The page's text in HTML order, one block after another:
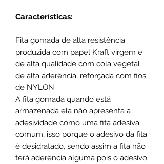
Características:
Fita gomada de alta resistência
produzida com papel Kraft virgem e
de alta qualidade com cola vegetal
de alta aderência, reforçada com fios
de NYLON.
A fita gomada quando está
armazenada ela não apresenta a
adesividade como uma fita adesiva
comum, isso porque o adesivo da fita
é desidratado, sendo assim a fita não
terá aderência alguma pois o adesivo